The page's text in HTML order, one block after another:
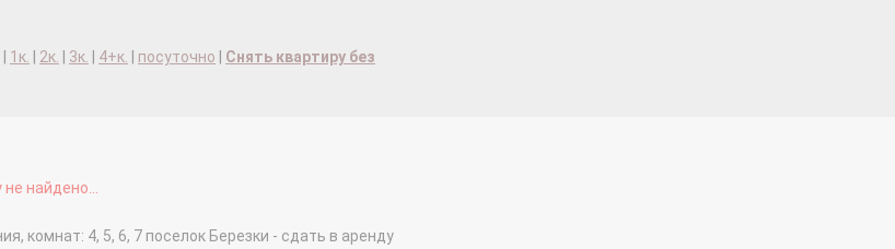
1к. 2к. 3к. 4+к. посуточно
Снять квартиру без
найдено...
комнат: 4, 5, 6, 7 поселок Березки - сдать в аренду